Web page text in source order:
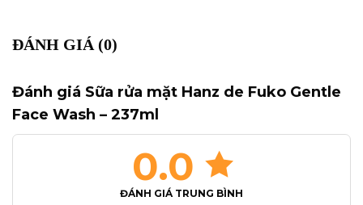
ĐÁNH GIÁ (0)
Đánh giá Sữa rửa mặt Hanz de Fuko Gentle
Face Wash – 237ml
0.0
ĐÁNH GIÁ TRUNG BÌNH